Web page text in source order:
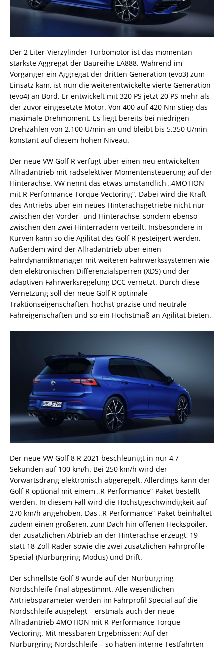
Der 2 Liter-Vierzylinder-Turbomotor ist das momentan
stärkste Aggregat der Baureihe EA888. Während im
Vorgänger ein Aggregat der dritten Generation (evo3) zum
Einsatz kam, ist nun die weiterentwickelte vierte Generation
(evo4) an Bord. Er entwickelt mit 320 PS jetzt 20 PS mehr als
der zuvor eingesetzte Motor. Von 400 auf 420 Nm stieg das
maximale Drehmoment. Es liegt bereits bei niedrigen
Drehzahlen von 2.100 U/min an und bleibt bis 5.350 U/min
konstant auf diesem hohen Niveau.
Der neue VW Golf R verfügt über einen neu entwickelten
Allradantrieb mit radselektiver Momentensteuerung auf der
Hinterachse. VW nennt das etwas umständlich „4MOTION
mit R-Performance Torque Vectoring“. Dabei wird die Kraft
des Antriebs über ein neues Hinterachsgetriebe nicht nur
zwischen der Vorder- und Hinterachse, sondern ebenso
zwischen den zwei Hinterrädern verteilt. Insbesondere in
Kurven kann so die Agilität des Golf R gesteigert werden.
Außerdem wird der Allradantrieb über einen
Fahrdynamikmanager mit weiteren Fahrwerkssystemen wie
den elektronischen Differenzialsperren (XDS) und der
adaptiven Fahrwerksregelung DCC vernetzt. Durch diese
Vernetzung soll der neue Golf R optimale
Traktionseigenschaften, höchst präzise und neutrale
Fahreigenschaften und so ein Höchstmaß an Agilität bieten.
Der neue VW Golf 8 R 2021 beschleunigt in nur 4,7
Sekunden auf 100 km/h. Bei 250 km/h wird der
Vorwärtsdrang elektronisch abgeregelt. Allerdings kann der
Golf R optional mit einem „R-Performance“-Paket bestellt
werden. In diesem Fall wird die Höchstgeschwindigkeit auf
270 km/h angehoben. Das „R-Performance“-Paket beinhaltet
zudem einen größeren, zum Dach hin offenen Heckspoiler,
der zusätzlichen Abtrieb an der Hinterachse erzeugt, 19-
statt 18-Zoll-Räder sowie die zwei zusätzlichen Fahrprofile
Special (Nürburgring-Modus) und Drift.
Der schnellste Golf 8 wurde auf der Nürburgring-
Nordschleife final abgestimmt. Alle wesentlichen
Antriebsparameter werden im Fahrprofil Special auf die
Nordschleife ausgelegt – erstmals auch der neue
Allradantrieb 4MOTION mit R-Performance Torque
Vectoring. Mit messbaren Ergebnissen: Auf der
Nürburgring-Nordschleife – so haben interne Testfahrten